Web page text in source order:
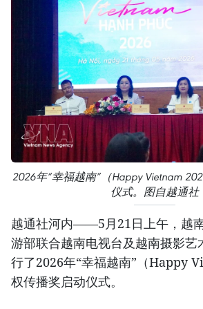
2026年“幸福越南”（Happy Vietnam
仪式。图自越通社
越通社河内——5月21日上午，越
游部联合越南电视台及越南摄影艺
行了2026年“幸福越南”（Happy
权传播奖启动仪式。